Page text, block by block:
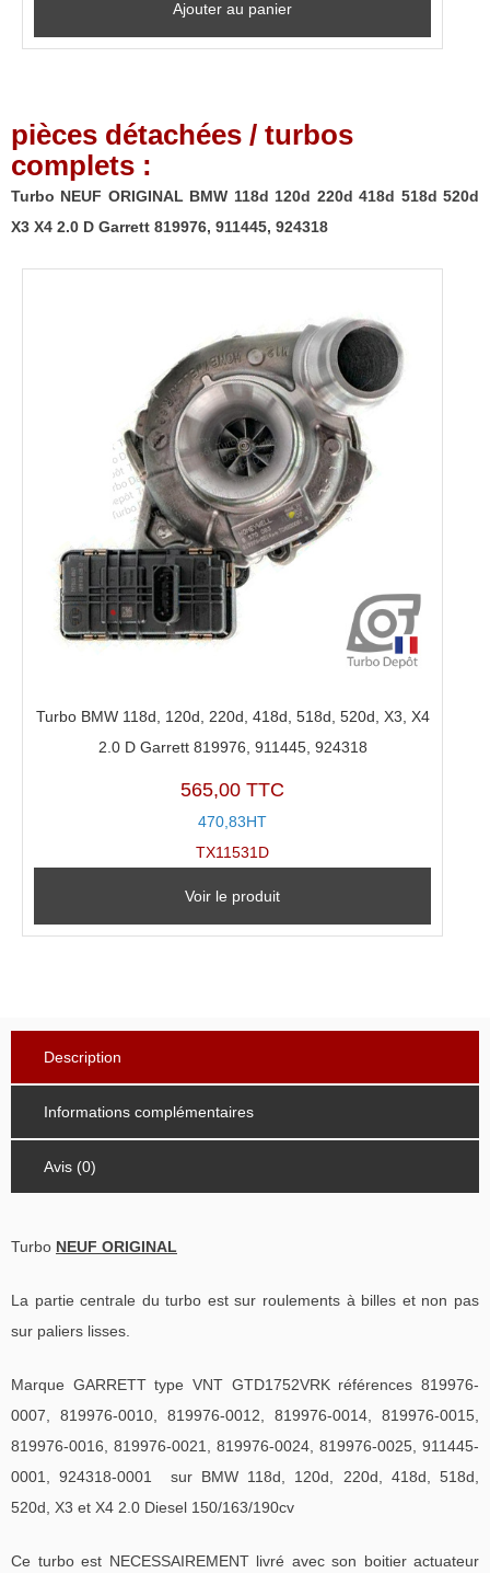
Ajouter au panier
pièces détachées / turbos
complets :
Turbo NEUF ORIGINAL BMW 118d 120d 220d 418d 518d 520d
X3 X4 2.0 D Garrett 819976, 911445, 924318
Turbo BMW 118d, 120d, 220d, 418d, 518d, 520d, X3, X4
2.0 D Garrett 819976, 911445, 924318
565,00 TTC
470,83HT
TX11531D
Voir le produit
Description
Informations complémentaires
Avis (0)
Turbo NEUF ORIGINAL
La partie centrale du turbo est sur roulements à billes et non pas
sur paliers lisses.
Marque GARRETT type VNT GTD1752VRK références 819976-
0007, 819976-0010, 819976-0012, 819976-0014, 819976-0015,
819976-0016, 819976-0021, 819976-0024, 819976-0025, 911445-
0001, 924318-0001 sur BMW 118d, 120d, 220d, 418d, 518d,
520d, X3 et X4 2.0 Diesel 150/163/190cv
Ce turbo est NECESSAIREMENT livré avec son boitier actuateur